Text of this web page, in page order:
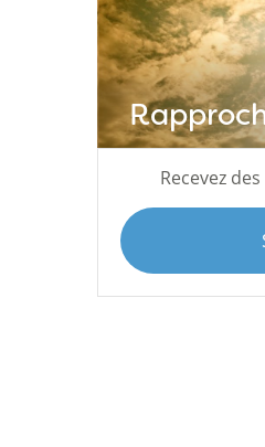
Recevez